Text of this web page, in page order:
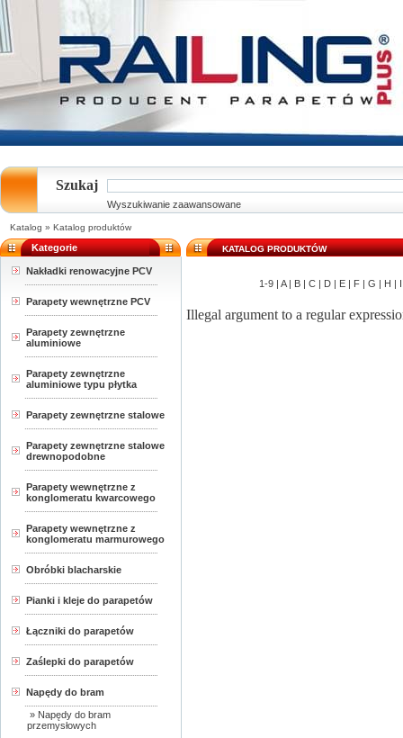
Szukaj
Wyszukiwanie zaawansowane
Katalog » Katalog produktów
Kategorie
Nakładki renowacyjne PCV
Parapety wewnętrzne PCV
Parapety zewnętrzne
aluminiowe
Parapety zewnętrzne
aluminiowe typu płytka
Parapety zewnętrzne stalowe
Parapety zewnętrzne stalowe
drewnopodobne
Parapety wewnętrzne z
konglomeratu kwarcowego
Parapety wewnętrzne z
konglomeratu marmurowego
Obróbki blacharskie
Pianki i kleje do parapetów
Łączniki do parapetów
Zaślepki do parapetów
Napędy do bram
» Napędy do bram
przemysłowych
KATALOG PRODUKTÓW
1-9 | A | B | C | D | E | F | G | H |
Illegal argument to a regular